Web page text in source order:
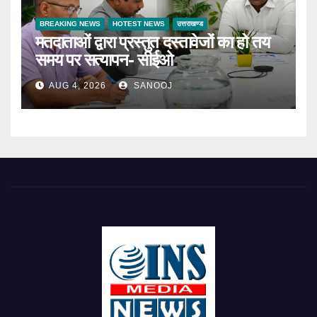
BREAKING NEWS HOTEST NEWS उत्तराखण्ड
मतदाताओं द्वारा प्रस्तुत दस्तावेजों का हो तय
समय पर सत्यापन- सीईओ
AUG 4, 2026 SANOOJ